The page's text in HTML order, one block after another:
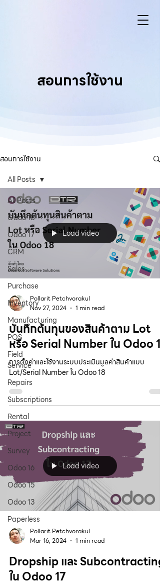
สอนการใช้งาน
สอนการใช้งาน
All Posts
Odoo 18
Odoo 17
CRM
Sales
Purchase
Inventory
Manufacturing
POS
Field
Service
Repairs
Subscriptions
Rental
Project
Survey
Odoo 16
Odoo 15
Odoo 13
Paperless
All Posts
Load video
Pollarit Petchvorakul
Nov 27, 2024
1 min read
บันทึกต้นทุนของสินค้าตาม Lot
หรือ Serial Number ใน Odoo 18
การตั้งค่าและใช้งานระบบประเมินมูลค่าสินค้าแบบ
Lot/Serial Number ใน Odoo 18
Load video
Pollarit Petchvorakul
Mar 16, 2024
1 min read
Dropship และ Subcontracting
ใน Odoo 17